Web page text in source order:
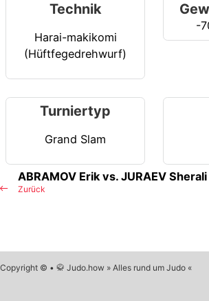
Technik
Harai-makikomi
(Hüftfegedrehwurf)
-
Turniertyp
Grand Slam
Zurück
ABRAMOV Erik vs. JURAEV Sherali
Copyright © • 🥋 Judo.how » Alles rund um Judo «